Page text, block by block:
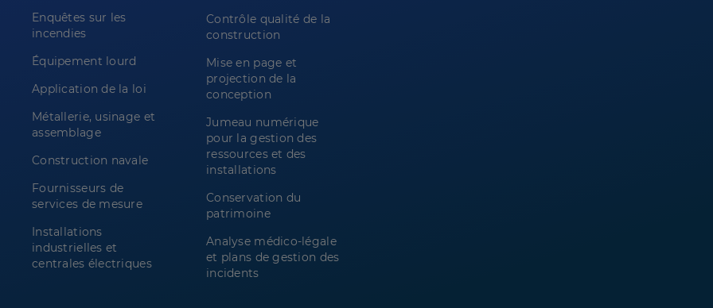
Enquêtes sur les
incendies
Équipement lourd
Application de la loi
Métallerie, usinage et
assemblage
Construction navale
Fournisseurs de
services de mesure
Installations
industrielles et
centrales électriques
Contrôle qualité de la
construction
Mise en page et
projection de la
conception
Jumeau numérique
pour la gestion des
ressources et des
installations
Conservation du
patrimoine
Analyse médico-légale
et plans de gestion des
incidents